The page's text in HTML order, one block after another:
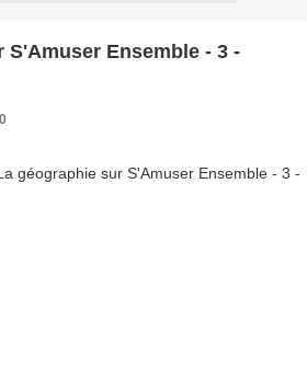
S'Amuser Ensemble - 3 -